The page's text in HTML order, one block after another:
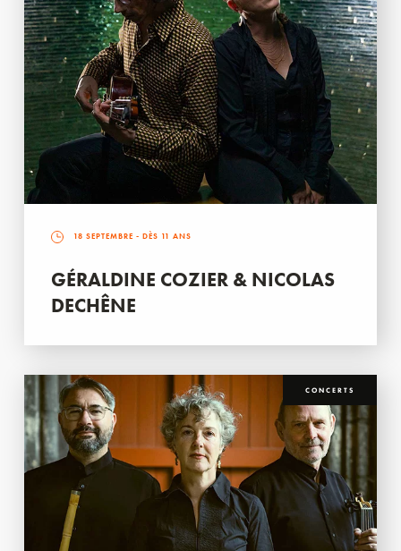
18 SEPTEMBRE - DÈS 11 ANS
GÉRALDINE COZIER & NICOLAS
DECHÊNE
CONCERTS